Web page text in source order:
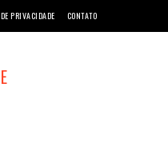
PRIVACIDADE CONTATO